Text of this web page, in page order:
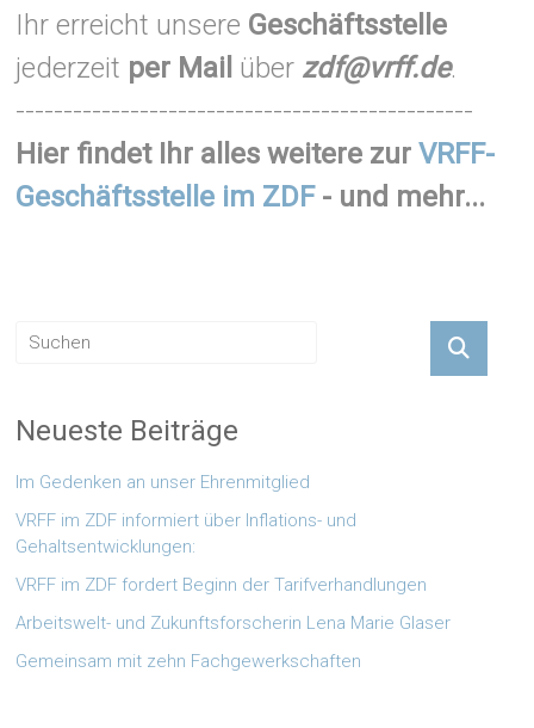
Ihr erreicht unsere Geschäftsstelle
jederzeit per Mail über zdf@vrff.de.
------------------------------------------------
Hier findet Ihr alles weitere zurVRFF-
Geschäftsstelle im ZDF- und mehr...
Neueste Beiträge
Im Gedenken an unser Ehrenmitglied
VRFF im ZDF informiert über Inflations- und
Gehaltsentwicklungen:
VRFF im ZDF fordert Beginn der Tarifverhandlungen
Arbeitswelt- und Zukunftsforscherin Lena Marie Glaser
Gemeinsam mit zehn Fachgewerkschaften